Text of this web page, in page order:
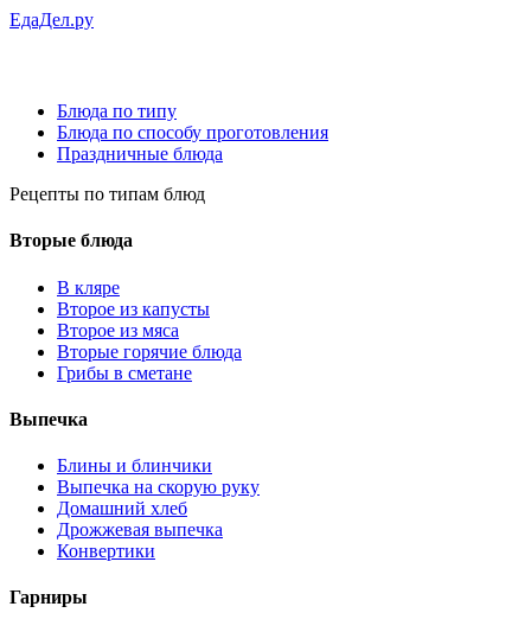
ЕдаДел.ру
Блюда по типу
Блюда по способу проготовления
Праздничные блюда
Рецепты по типам блюд
Вторые блюда
В кляре
Второе из капусты
Второе из мяса
Вторые горячие блюда
Грибы в сметане
Выпечка
Блины и блинчики
Выпечка на скорую руку
Домашний хлеб
Дрожжевая выпечка
Конвертики
Гарниры